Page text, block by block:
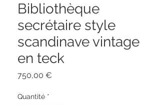
Bibliothèque
secrétaire style
scandinave vintage
en teck
750,00 €
Quantité *